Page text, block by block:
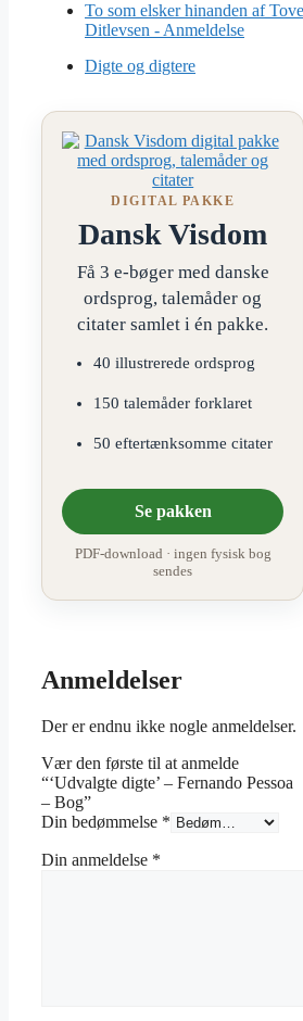
To som elsker hinanden af Tove
Ditlevsen - Anmeldelse
Digte og digtere
DIGITAL PAKKE
Dansk Visdom
Få 3 e-bøger med danske
ordsprog, talemåder og
citater samlet i én pakke.
40 illustrerede ordsprog
150 talemåder forklaret
50 eftertænksomme citater
Se pakken
PDF-download · ingen fysisk bog
sendes
Anmeldelser
Der er endnu ikke nogle anmeldelser.
Vær den første til at anmelde
“‘Udvalgte digte’ – Fernando Pessoa
– Bog”
Din bedømmelse *
Din anmeldelse *